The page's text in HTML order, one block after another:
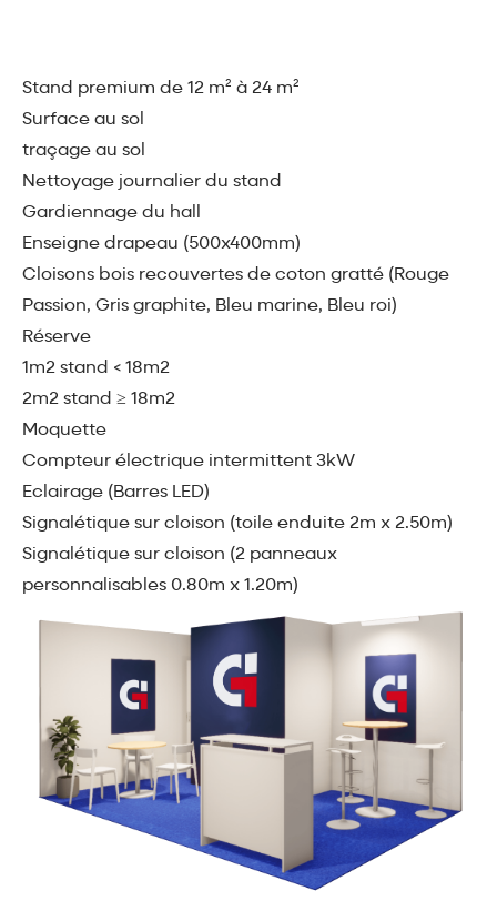
Stand premium de 12 m² à 24 m²
Surface au sol
traçage au sol
Nettoyage journalier du stand
Gardiennage du hall
Enseigne drapeau (500x400mm)
Cloisons bois recouvertes de coton gratté (Rouge
Passion, Gris graphite, Bleu marine, Bleu roi)
Réserve
1m2 stand < 18m2
2m2 stand ≥ 18m2
Moquette
Compteur électrique intermittent 3kW
Eclairage (Barres LED)
Signalétique sur cloison (toile enduite 2m x 2.50m)
Signalétique sur cloison (2 panneaux
personnalisables 0.80m x 1.20m)